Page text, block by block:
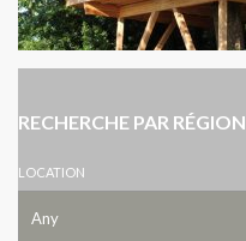
RECHERCHE PAR RÉGION
LOCATION